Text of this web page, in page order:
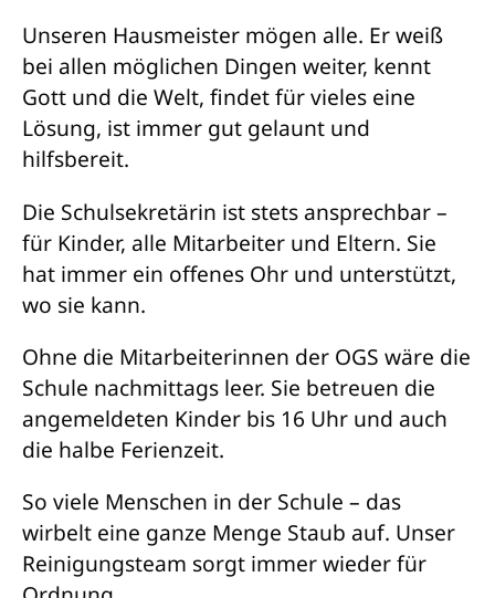
Unseren Hausmeister mögen alle. Er weiß
bei allen möglichen Dingen weiter, kennt
Gott und die Welt, findet für vieles eine
Lösung, ist immer gut gelaunt und
hilfsbereit.
Die Schulsekretärin ist stets ansprechbar –
für Kinder, alle Mitarbeiter und Eltern. Sie
hat immer ein offenes Ohr und unterstützt,
wo sie kann.
Ohne die Mitarbeiterinnen der OGS wäre die
Schule nachmittags leer. Sie betreuen die
angemeldeten Kinder bis 16 Uhr und auch
die halbe Ferienzeit.
So viele Menschen in der Schule – das
wirbelt eine ganze Menge Staub auf. Unser
Reinigungsteam sorgt immer wieder für